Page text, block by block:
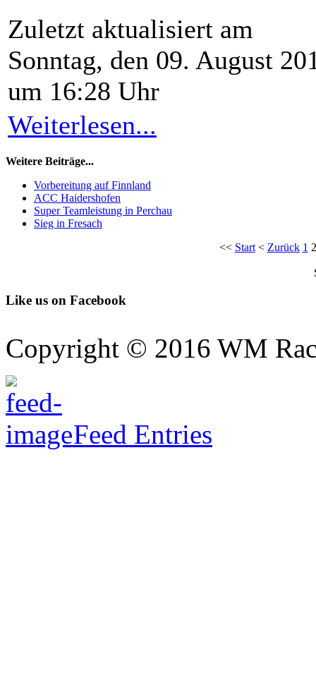
Zuletzt aktualisiert am
Sonntag, den 09. August
um 16:28 Uhr
Weiterlesen...
Weitere Beiträge...
Vorbereitung auf Finnland
ACC Haidershofen
Super Teamleistung in Perchau
Sieg in Fresach
<< Start< Zurück 1 2
Like us on Facebook
Copyright © 2016 WM
Feed Entries